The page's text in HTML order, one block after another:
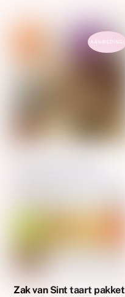
AANBIEDING!
Zak van Sint taart pakket